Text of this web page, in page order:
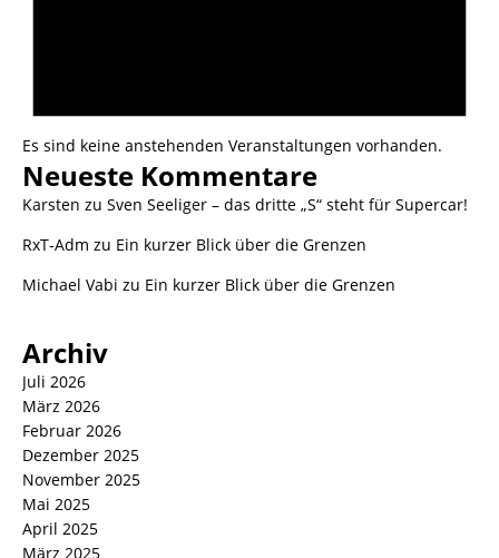
Es sind keine anstehenden Veranstaltungen vorhanden.
Neueste Kommentare
Karsten zu Sven Seeliger – das dritte „S“ steht für Supercar!
RxT-Adm zu Ein kurzer Blick über die Grenzen
Michael Vabi zu Ein kurzer Blick über die Grenzen
Archiv
Juli 2026
März 2026
Februar 2026
Dezember 2025
November 2025
Mai 2025
April 2025
März 2025